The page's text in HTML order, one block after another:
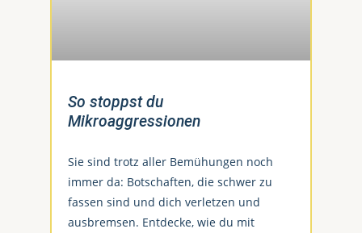
So stoppst du
Mikroaggressionen
Sie sind trotz aller Bemühungen noch
immer da: Botschaften, die schwer zu
fassen sind und dich verletzen und
ausbremsen. Entdecke, wie du mit